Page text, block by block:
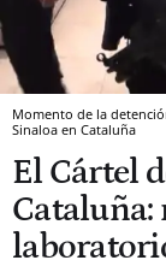
Momento de la
Sinaloa en Cataluña
El Cártel
Cataluña: